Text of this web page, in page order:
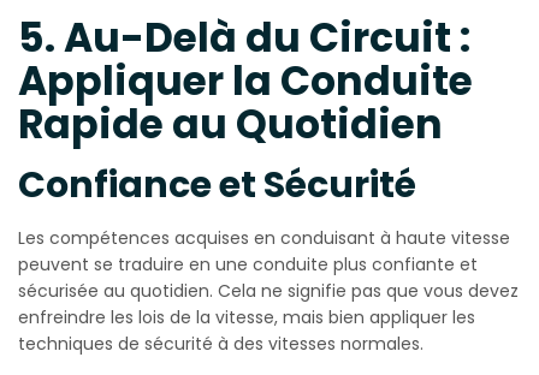
5. Au-Delà du Circuit :
Appliquer la Conduite
Rapide au Quotidien
Confiance et Sécurité
Les compétences acquises en conduisant à haute vitesse
peuvent se traduire en une conduite plus confiante et
sécurisée au quotidien. Cela ne signifie pas que vous devez
enfreindre les lois de la vitesse, mais bien appliquer les
techniques de sécurité à des vitesses normales.